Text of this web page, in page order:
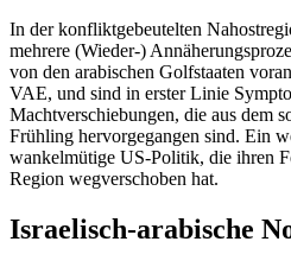
In der konfliktgebeutelten
mehrere (Wieder-)
von den arabischen Golfstaaten
VAE, und sind in erster Linie
Machtverschiebungen, die aus dem
Frühling hervorge­gangen sind. Ein
wankelmütige US-Politik, die ihren
Region weg­verschoben hat.
Israelisch-arabische